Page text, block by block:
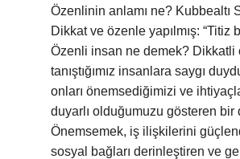
Özenlinin anlamı ne? Kubbealtı
Dikkat ve özenle yapılmış: “Titiz
Özenli insan ne demek? Dikkatli
tanıştığımız insanlara saygı
onları önemsediğimizi ve
duyarlı olduğumuzu gösteren bir
Önemsemek, iş ilişkilerini
sosyal bağları derinleştiren ve